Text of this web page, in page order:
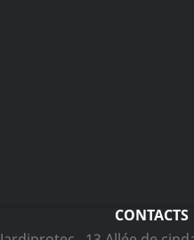
CONTACTS